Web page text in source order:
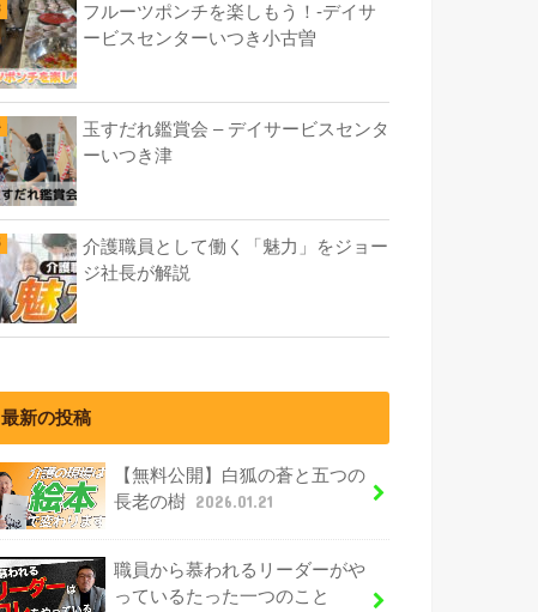
フルーツポンチを楽しもう！-デイサ
ービスセンターいつき小古曽
玉すだれ鑑賞会 – デイサービスセンタ
ーいつき津
介護職員として働く「魅力」をジョー
ジ社長が解説
最新の投稿
【無料公開】白狐の蒼と五つの
長老の樹 2026.01.21
職員から慕われるリーダーがや
っているたった一つのこと